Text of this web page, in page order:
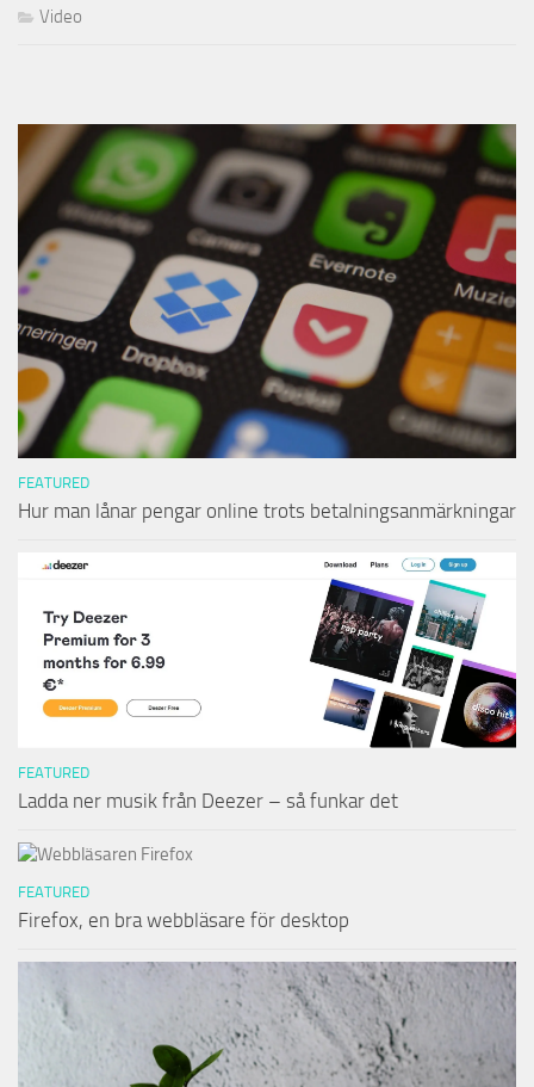
Video
FEATURED
Hur man lånar pengar online trots betalningsanmärkningar
FEATURED
Ladda ner musik från Deezer – så funkar det
FEATURED
Firefox, en bra webbläsare för desktop